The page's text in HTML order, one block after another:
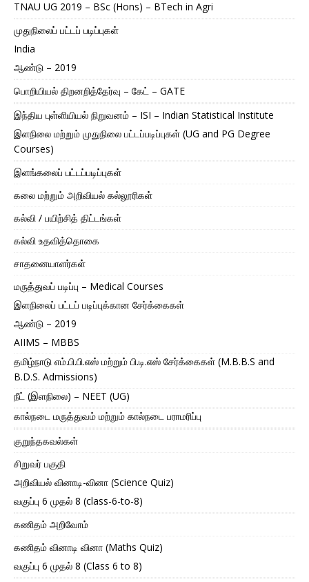
TNAU UG 2019 – BSc (Hons) – BTech in Agri
முதுநிலைப் பட்டப் படிப்புகள்
India
ஆண்டு – 2019
பொறியியல் திறனறித்தேர்வு – கேட் – GATE
இந்திய புள்ளியியல் நிறுவனம் – ISI – Indian Statistical Institute
இளநிலை மற்றும் முதுநிலை பட்டப்படிப்புகள் (UG and PG Degree
Courses)
இளங்கலைப் பட்டப்படிப்புகள்
கலை மற்றும் அறிவியல் கல்லூரிகள்
கல்வி / பயிற்சித் திட்டங்கள்
கல்வி உதவித்தொகை
சாதனையாளர்கள்
மருத்துவப் படிப்பு – Medical Courses
இளநிலைப் பட்டப் படிப்புக்கான சேர்க்கைகள்
ஆண்டு – 2019
AIIMS – MBBS
தமிழ்நாடு எம்.பி.பி.எஸ் மற்றும் பி.டி.எஸ் சேர்க்கைகள் (M.B.B.S and
B.D.S. Admissions)
நீட் (இளநிலை) – NEET (UG)
கால்நடை மருத்துவம் மற்றும் கால்நடை பராமரிப்பு
குறுந்தகவல்கள்
சிறுவர் பகுதி
அறிவியல் வினாடி-வினா (Science Quiz)
வகுப்பு 6 முதல் 8 (class-6-to-8)
கணிதம் அறிவோம்
கணிதம் வினாடி வினா (Maths Quiz)
வகுப்பு 6 முதல் 8 (Class 6 to 8)